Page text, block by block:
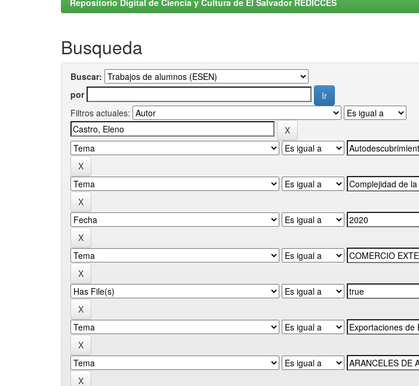
Repositorio Digital de Ciencia y Cultura de El Salvador REDICCES
Busqueda
Buscar:
por
Filtros actuales: